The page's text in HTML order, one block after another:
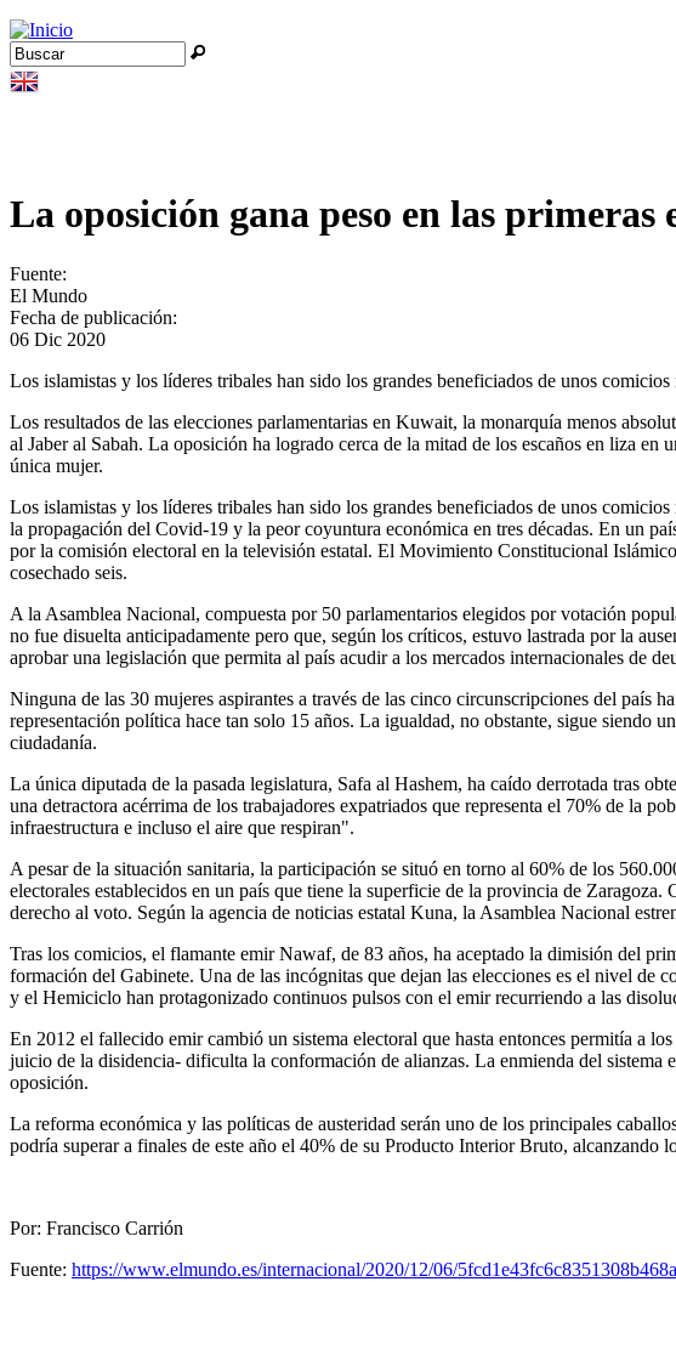
Jump to navigation
Formulario de búsqueda
Buscar
La oposición gana peso en las
Fuente:
El Mundo
Fecha de publicación:
06 Dic 2020
Los islamistas y los líderes tribales han sido los grandes beneficiados de unos
Los resultados de las elecciones parlamentarias en Kuwait, la monarquía menos
al Jaber al Sabah. La oposición ha logrado cerca de la mitad de los escaños en liza
única mujer.
Los islamistas y los líderes tribales han sido los grandes beneficiados de unos
la propagación del Covid-19 y la peor coyuntura económica en tres décadas. En un
por la comisión electoral en la televisión estatal. El Movimiento Constitucional
cosechado seis.
A la Asamblea Nacional, compuesta por 50 parlamentarios elegidos por votación
no fue disuelta anticipadamente pero que, según los críticos, estuvo lastrada por la
aprobar una legislación que permita al país acudir a los mercados internacionales de
Ninguna de las 30 mujeres aspirantes a través de las cinco circunscripciones del país
representación política hace tan solo 15 años. La igualdad, no obstante, sigue siendo
ciudadanía.
La única diputada de la pasada legislatura, Safa al Hashem, ha caído derrotada tras
una detractora acérrima de los trabajadores expatriados que representa el 70% de la
infraestructura e incluso el aire que respiran".
A pesar de la situación sanitaria, la participación se situó en torno al 60% de los
electorales establecidos en un país que tiene la superficie de la provincia de
derecho al voto. Según la agencia de noticias estatal Kuna, la Asamblea Nacional
Tras los comicios, el flamante emir Nawaf, de 83 años, ha aceptado la dimisión del
formación del Gabinete. Una de las incógnitas que dejan las elecciones es el nivel de
y el Hemiciclo han protagonizado continuos pulsos con el emir recurriendo a las
En 2012 el fallecido emir cambió un sistema electoral que hasta entonces permitía a
juicio de la disidencia- dificulta la conformación de alianzas. La enmienda del sistema
oposición.
La reforma económica y las políticas de austeridad serán uno de los principales
podría superar a finales de este año el 40% de su Producto Interior Bruto,
Por: Francisco Carrión
Fuente: https://www.elmundo.es/internacional/2020/12/06/